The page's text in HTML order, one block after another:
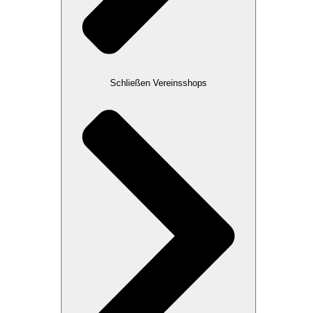
Schließen Vereinsshops